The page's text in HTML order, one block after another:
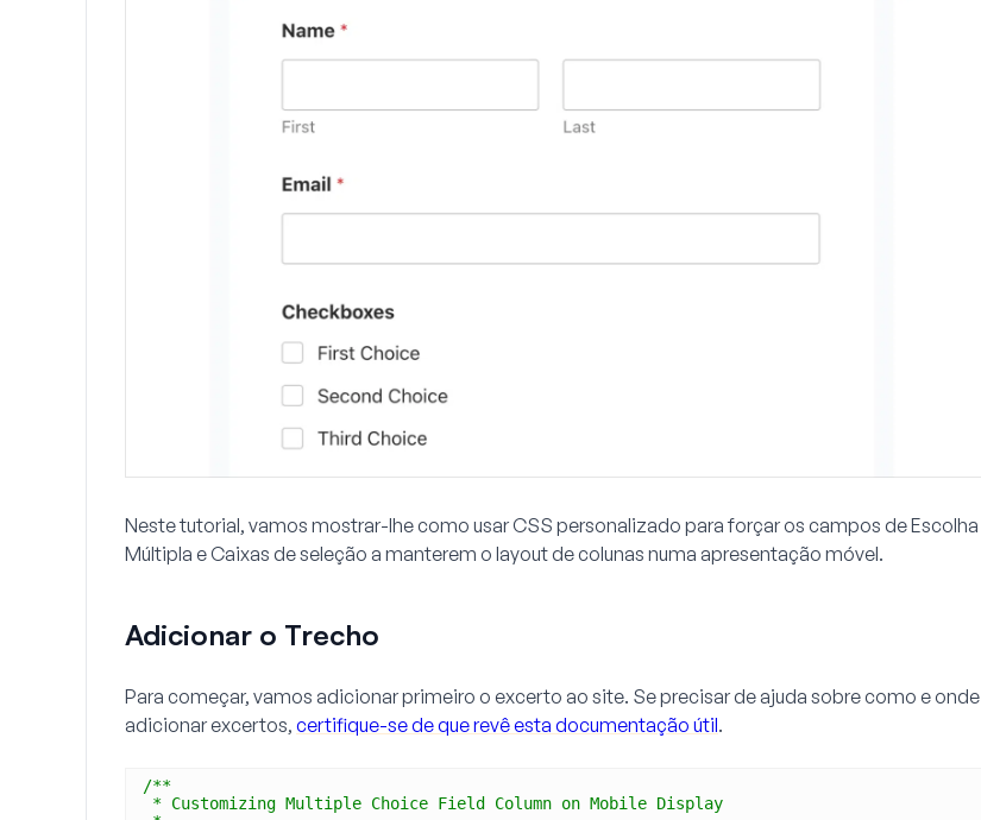
Neste tutorial, vamos mostrar-lhe como usar CSS personalizado para forçar os campos de Escolha
Múltipla e Caixas de seleção a manterem o layout de colunas numa apresentação móvel.
Adicionar o Trecho
Para começar, vamos adicionar primeiro o excerto ao site. Se precisar de ajuda sobre como e onde
adicionar excertos, certifique-se de que revê esta documentação útil.
/**
* Customizing Multiple Choice Field Column on Mobile Display